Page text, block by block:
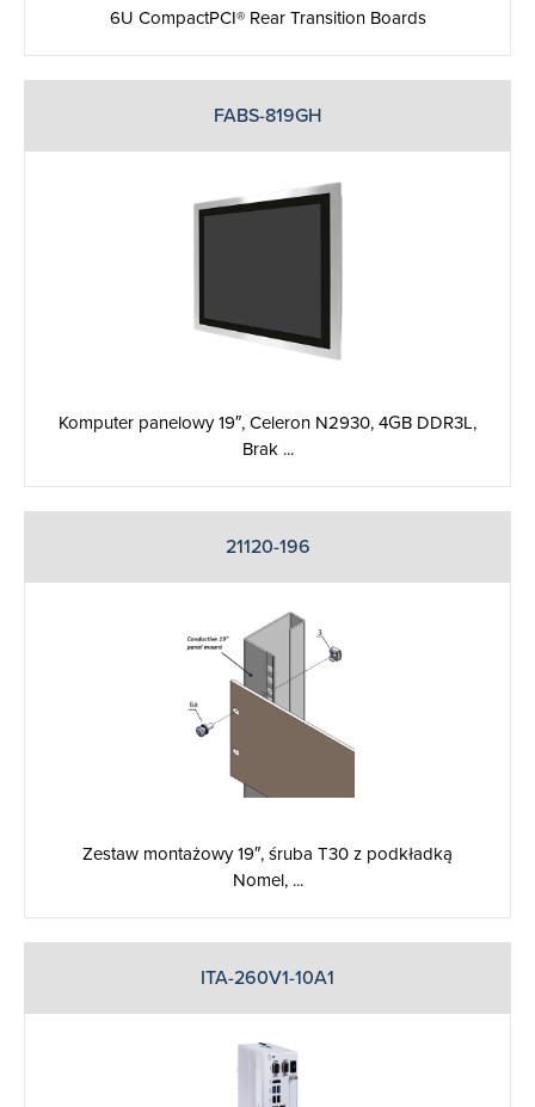
6U CompactPCI® Rear Transition Boards
FABS-819GH
Komputer panelowy 19″, Celeron N2930, 4GB DDR3L,
Brak ...
21120-196
Zestaw montażowy 19″, śruba T30 z podkładką
Nomel, ...
ITA-260V1-10A1